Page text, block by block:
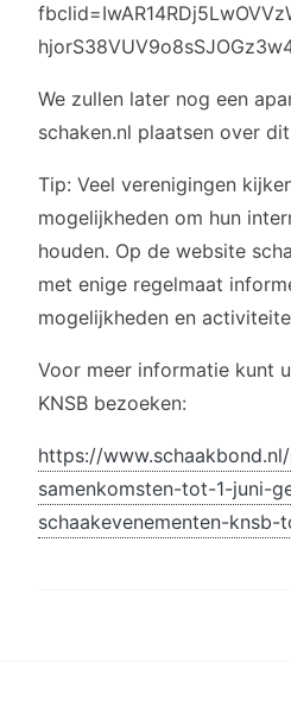
We zullen later nog een
schaken.nl plaatsen over
Tip: Veel verenigingen
mogelijkheden om hun
houden. Op de website
met enige regelmaat
mogelijkheden en
Voor meer informatie kunt
KNSB bezoeken:
https://
samenkomsten-tot-1-juni-
schaakevenementen-